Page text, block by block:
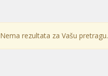
Nema rezultata za Vašu pretragu.